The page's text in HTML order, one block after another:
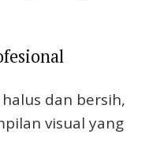
dan bersih,
visual yang